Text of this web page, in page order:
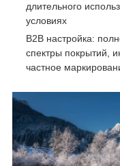
длительного
условиях
B2B настройка:
спектры покрытий,
частное